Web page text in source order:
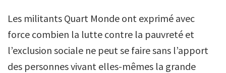
Les militants Quart Monde ont exprimé avec
force combien la lutte contre la pauvreté et
l’exclusion sociale ne peut se faire sans l’apport
des personnes vivant elles-mêmes la grande